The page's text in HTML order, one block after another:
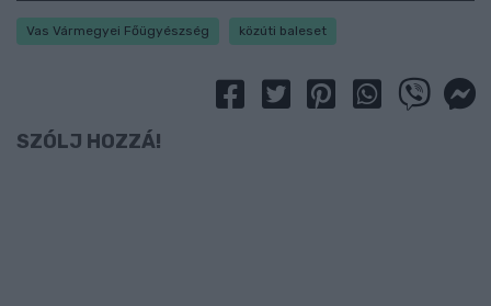
Vas Vármegyei Főügyészség közúti baleset
SZÓLJ HOZZÁ!